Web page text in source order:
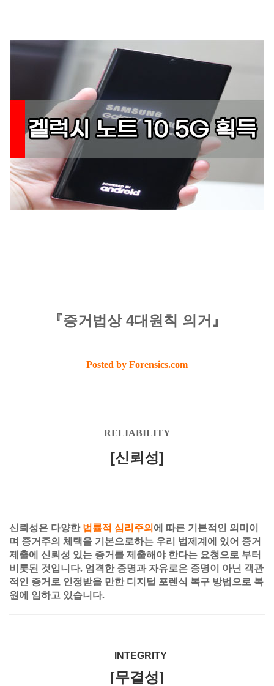
『증거법상 4대원칙 의거』
Posted by Forensics.com
RELIABILITY
[신뢰성]
신뢰성은 다양한 법률적 심리주의 에 따른 기본적인 의미이
며 증거주의 체택을 기본으로하는 우리 법제계에 있어 증거
제출에 신뢰성 있는 증거를 제출해야 한다는 요청으로 부터
비롯된 것입니다. 엄격한 증명과 자유로은 증명이 아닌 객관
적인 증거로 인정받을 만한 디지털 포렌식 복구 방법으로 복
원에 임하고 있습니다.
INTEGRITY
[무결성]